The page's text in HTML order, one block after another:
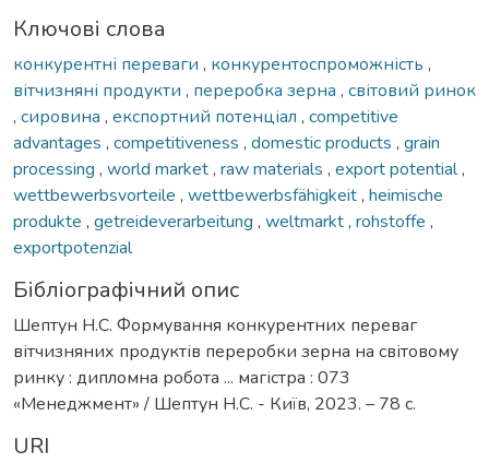
Ключові слова
конкурентні переваги , конкурентоспроможність ,
вітчизняні продукти , переробка зерна , світовий ринок
, сировина , експортний потенціал , competitive
advantages , competitiveness , domestic products , grain
processing , world market, raw materials , export potential,
wettbewerbsvorteile , wettbewerbsfähigkeit, heimische
produkte , getreideverarbeitung , weltmarkt, rohstoffe ,
exportpotenzial
Бібліографічний опис
Шептун Н.С. Формування конкурентних переваг
вітчизняних продуктів переробки зерна на світовому
ринку : дипломна робота ... магістра : 073
«Менеджмент» / Шептун Н.С. - Київ, 2023. – 78 с.
URI